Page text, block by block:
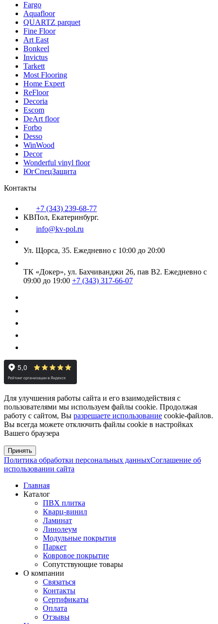
Fargo
Aquafloor
QUARTZ parquet
Fine Floor
Art East
Bonkeel
Invictus
Tarkett
Most Flooring
Home Expert
ReFloor
Decoria
Escom
DeArt floor
Forbo
Desso
WinWood
Decor
Wonderful vinyl floor
ЮгСпецЗащита
Контакты
+7 (343) 239-68-77
КВПол, Екатеринбург.
info@kv-pol.ru
Ул. Щорса, 35. Ежедневно с 10:00 до 20:00
ТК «Докер», ул. Бахчиванджи 26, пав В2. Ежедневно с
09:00 до 19:00 +7 (343) 317-66-07
Для улучшения работы сайта и его взаимодействия с
пользователями мы используем файлы cookie. Продолжая
работу с сайтом, Вы разрешаете использование cookie-файлов.
Вы всегда можете отключить файлы cookie в настройках
Вашего браузера
Принять
Политика обработки персональных данныхСоглашение об
использовании сайта
Главная
Каталог
ПВХ плитка
Кварц-винил
Ламинат
Линолеум
Модульные покрытия
Паркет
Ковровое покрытие
Сопутствующие товары
О компании
Связаться
Контакты
Сертификаты
Оплата
Отзывы